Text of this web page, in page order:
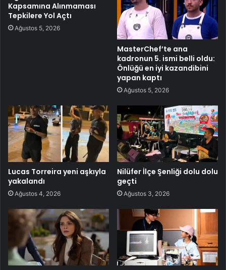
Kapsamına Alınmaması
Tepkilere Yol Açtı
Ağustos 5, 2026
MasterChef’te ana
kadronun 5. ismi belli oldu:
Önlüğü en iyi kazandibini
yapan kaptı
Ağustos 5, 2026
Lucas Torreira yeni aşkıyla
yakalandı
Ağustos 4, 2026
Nilüfer İlçe Şenliği dolu dolu
geçti
Ağustos 3, 2026